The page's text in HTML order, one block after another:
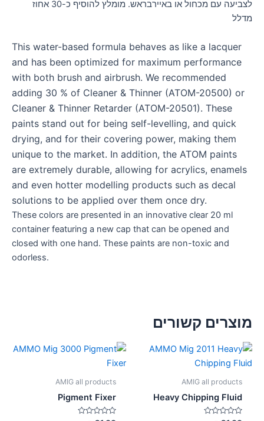
לצביעה עם מכחול או באיירבראש. מומלץ להוסיף כ-30 אחוז
מדלל
This water-based formula behaves as like a lacquer
and has been optimized for maximum performance
with both brush and airbrush. We recommended
adding 30 % of Cleaner & Thinner (ATOM-20500) or
Cleaner & Thinner Retarder (ATOM-20501). These
paints stand out for being self-levelling, and quick
drying, and for their covering power, making them
unique to the market. In addition, the ATOM paints
are extremely durable, allowing for acrylics, enamels
and even hotter modelling products such as decal
solutions to be applied over them once dry.
These colors are presented in an innovative clear 20 ml
container featuring a new cap that can be opened and
closed with one hand. These paints are non-toxic and
odorless.
מוצרים קשורים
AMIG all products
Heavy Chipping Fluid
AMIG all products
Pigment Fixer